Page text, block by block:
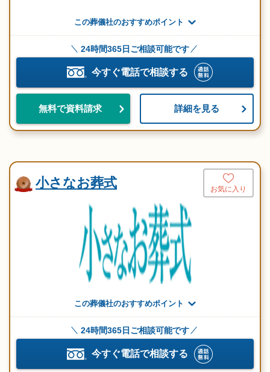
この葬儀社のおすすめポイント
24時間365日ご相談可能です
今すぐ電話で相談する
無料で資料請求 詳細を見る
小さなお葬式 お気に入り
この葬儀社のおすすめポイント
24時間365日ご相談可能です
今すぐ電話で相談する